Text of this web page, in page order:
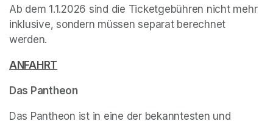
Ab dem 1.1.2026 sind die Ticketgebühren nicht mehr
inklusive, sondern müssen separat berechnet
werden.
ANFAHRT
Das Pantheon
Das Pantheon ist in eine der bekanntesten und